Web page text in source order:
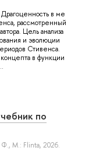
в ме
рассмотренный
Цель анализа
и эволюции
Стивенса.
концепта в функции
по
Ф., M.: Flinta, 2026.